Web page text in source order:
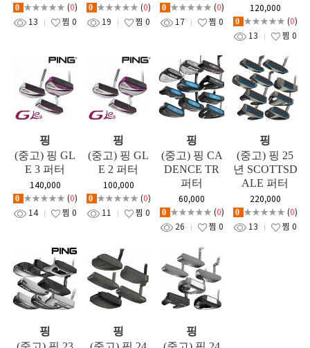
0 ★★★★★ (0)
13
찜 0
0 ★★★★★ (0)
19
찜 0
0 ★★★★★ (0)
17
찜 0
120,000
0 ★★★★★ (0)
13
찜 0
핑
(중고) 핑 GL
E 3 퍼터
140,000
0 ★★★★★ (0)
14
찜 0
핑
(중고) 핑 GL
E 2 퍼터
100,000
0 ★★★★★ (0)
11
찜 0
핑
(중고) 핑 CA
DENCE TR
퍼터
60,000
0 ★★★★★ (0)
26
찜 0
핑
(중고) 핑 25
년 SCOTTSD
ALE 퍼터
220,000
0 ★★★★★ (0)
13
찜 0
핑
핑
핑